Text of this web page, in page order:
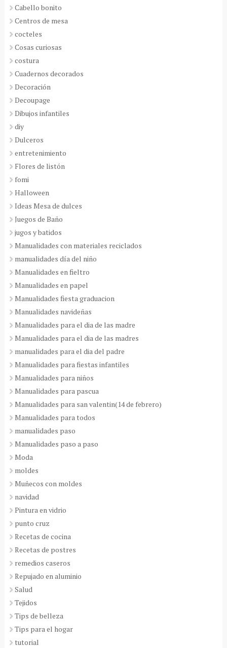
Cabello bonito
Centros de mesa
cocteles
Cosas curiosas
costura
Cuadernos decorados
Decoración
Decoupage
Dibujos infantiles
diy
Dulceros
entretenimiento
Flores de listón
fomi
Halloween
Ideas Mesa de dulces
Juegos de Baño
jugos y batidos
Manualidades con materiales reciclados
manualidades día del niño
Manualidades en fieltro
Manualidades en papel
Manualidades fiesta graduacion
Manualidades navideñas
Manualidades para el dia de las madre
Manualidades para el dia de las madres
manualidades para el dia del padre
Manualidades para fiestas infantiles
Manualidades para niños
Manualidades para pascua
Manualidades para san valentin(14 de febrero)
Manualidades para todos
manualidades paso
Manualidades paso a paso
Moda
moldes
Muñecos con moldes
navidad
Pintura en vidrio
punto cruz
Recetas de cocina
Recetas de postres
remedios caseros
Repujado en aluminio
Salud
Tejidos
Tips de belleza
Tips para el hogar
tutorial